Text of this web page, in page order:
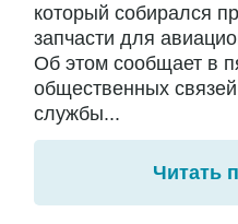
который собирался
запчасти для
Об этом сообщает в
общественных
службы...
Читать